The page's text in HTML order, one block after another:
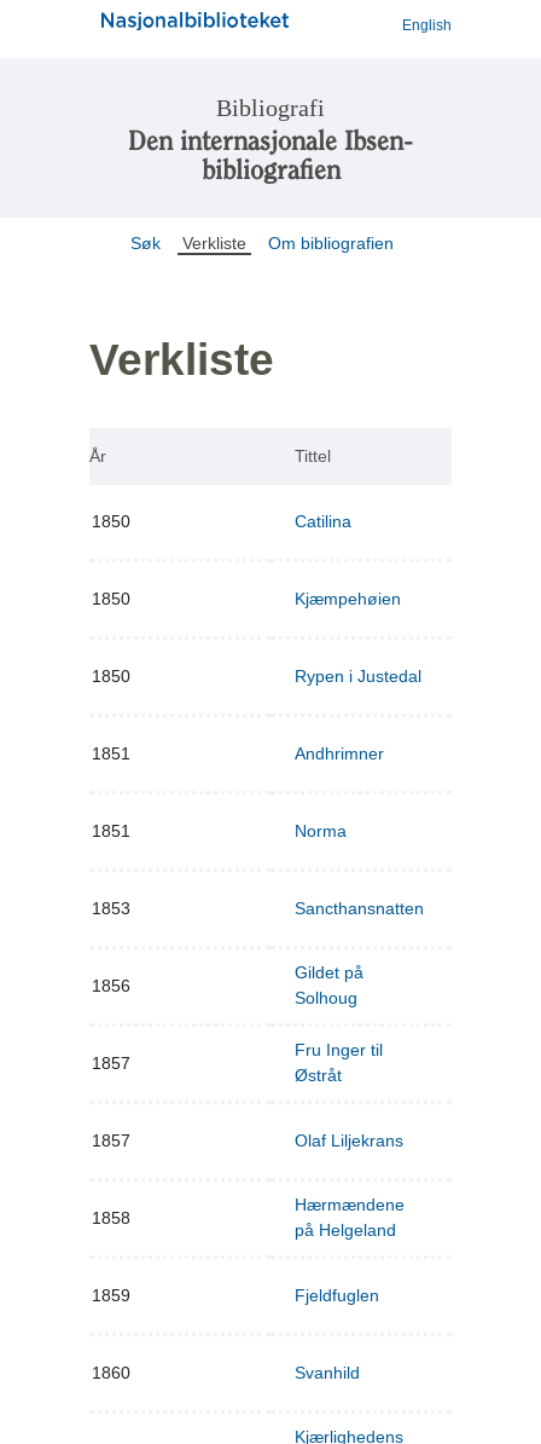
English
Bibliografi
Den internasjonale Ibsen-
bibliografien
Søk Verkliste Om bibliografien
Verkliste
År Tittel
1850 Catilina
1850 Kjæmpehøien
1850 Rypen i Justedal
1851 Andhrimner
1851 Norma
1853 Sancthansnatten
1856
Gildet på
Solhoug
1857
Fru Inger til
Østråt
1857 Olaf Liljekrans
1858
Hærmændene
på Helgeland
1859 Fjeldfuglen
1860 Svanhild
Kjærlighedens